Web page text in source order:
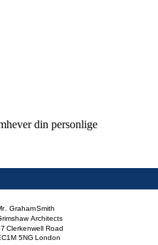
din personlige